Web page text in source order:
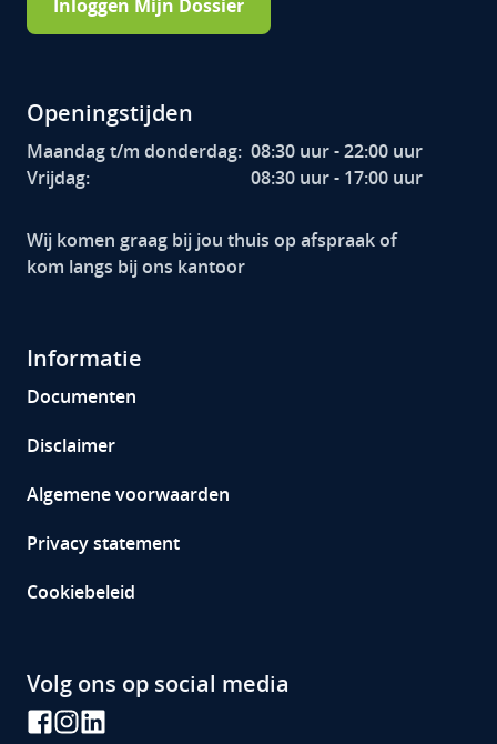
Inloggen Mijn Dossier
Openingstijden
Maandag t/m donderdag: 08:30 uur - 22:00 uur
Vrijdag:
08:30 uur - 17:00 uur
Wij komen graag bij jou thuis op afspraak of
kom langs bij ons kantoor
Informatie
Documenten
Disclaimer
Algemene voorwaarden
Privacy statement
Cookiebeleid
Volg ons op social media